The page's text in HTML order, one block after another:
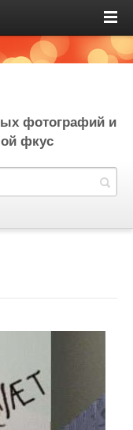
фотографий и
фкус